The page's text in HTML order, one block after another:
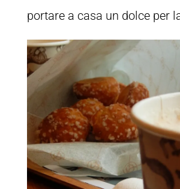
portare a casa un dolce per